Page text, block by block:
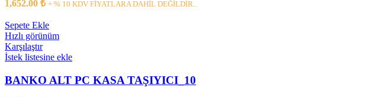
1,652.00 ₺ + % 10 KDV FİYATLARA DAHİL DEĞİLDİR..
Sepete Ekle
Hızlı görünüm
Karşılaştır
İstek listesine ekle
BANKO ALT PC KASA TAŞIYICI_10